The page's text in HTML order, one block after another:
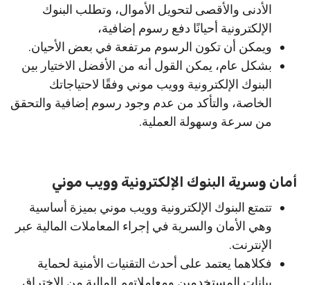
الأدنى والأقصى لتحويل الأموال، وتطلب البنوك
الإلكترونية أحيانًا دفع رسوم إضافية،
ويمكن أن تكون الرسوم مرتفعة في بعض الأحيان.
بشكل عام، يمكن القول أنه من الأفضل الاختيار بين
البنوك الإلكترونية وويب موني وفقًا لاحتياجاتك
الخاصة، والتأكد من عدم وجود رسوم إضافية والتحقق
من سرعة وسهولة العملية.
أمان وسرية البنوك الإلكترونية وويب موني
تتمتع البنوك الإلكترونية وويب موني بميزة أساسية
وهي الأمان والسرية في إجراء المعاملات المالية عبر
الإنترنت.
فكلاهما يعتمد على أحدث التقنيات الأمنية لحماية
بيانات المستخدمين ومعاملاتهم المالية من الاختراق